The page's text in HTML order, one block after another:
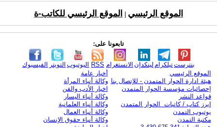
الموقع الرئيسي الموقع الرئيسي للكاتب-ة
تابعونا على:
الفيسبوك التويتر اليوتيوب RSS الانستغرام لينكدإن تيلكرامبنترست
الموقع الرئيسي
هيئة ادارة الحوار المتمدن - للإتصال بنا
إحصائيات مؤسسة الحوار المتمدن
قواعد النشر
ابرز كتاب / كاتبات الحوار المتمدن
يوتيوب التمدن
مكتبة التمدن
أخبار عامة
وكالة أنباء المرأة
اخبار الأدب والفن
وكالة أنباء اليسار
وكالة أنباء العلمانية
وكالة أنباء العمال
وكالة أنباء حقوق الإنسان